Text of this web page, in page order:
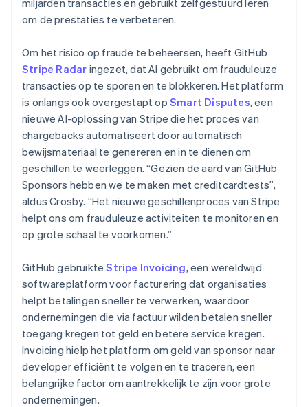
om de prestaties te verbeteren.
Om het risico op fraude te beheersen, heeft GitHub
Stripe Radar ingezet, dat AI gebruikt om frauduleuze
transacties op te sporen en te blokkeren. Het platform
is onlangs ook overgestapt op Smart Disputes, een
nieuwe AI-oplossing van Stripe die het proces van
chargebacks automatiseert door automatisch
bewijsmateriaal te genereren en in te dienen om
geschillen te weerleggen. “Gezien de aard van GitHub
Sponsors hebben we te maken met creditcardtests”,
aldus Crosby. “Het nieuwe geschillenproces van Stripe
helpt ons om frauduleuze activiteiten te monitoren en
op grote schaal te voorkomen.”
GitHub gebruikteStripe Invoicing, een wereldwijd
softwareplatform voor facturering dat organisaties
helpt betalingen sneller te verwerken, waardoor
ondernemingen die via factuur wilden betalen sneller
toegang kregen tot geld en betere service kregen.
Invoicing hielp het platform om geld van sponsor naar
developer efficiënt te volgen en te traceren, een
belangrijke factor om aantrekkelijk te zijn voor grote
ondernemingen.